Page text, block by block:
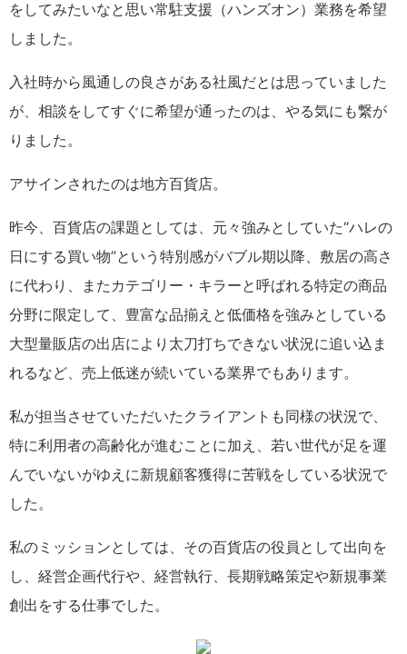
をしてみたいなと思い常駐支援（ハンズオン）業務を希望
しました。
入社時から風通しの良さがある社風だとは思っていました
が、相談をしてすぐに希望が通ったのは、やる気にも繋が
りました。
アサインされたのは地方百貨店。
昨今、百貨店の課題としては、元々強みとしていた“ハレの
日にする買い物”という特別感がバブル期以降、敷居の高さ
に代わり、またカテゴリー・キラーと呼ばれる特定の商品
分野に限定して、豊富な品揃えと低価格を強みとしている
大型量販店の出店により太刀打ちできない状況に追い込ま
れるなど、売上低迷が続いている業界でもあります。
私が担当させていただいたクライアントも同様の状況で、
特に利用者の高齢化が進むことに加え、若い世代が足を運
んでいないがゆえに新規顧客獲得に苦戦をしている状況で
した。
私のミッションとしては、その百貨店の役員として出向を
し、経営企画代行や、経営執行、長期戦略策定や新規事業
創出をする仕事でした。